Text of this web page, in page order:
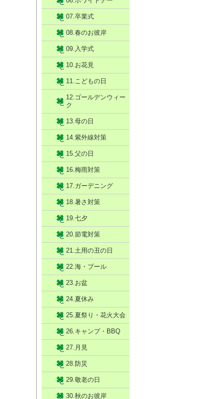
07.卒業式
08.春のお彼岸
09.入学式
10.お花見
11.こどもの日
12.ゴールデンウィー
ク
13.母の日
14.紫外線対策
15.父の日
16.梅雨対策
17.ガーデニング
18.暑さ対策
19.七夕
20.節電対策
21.土用の丑の日
22.海・プール
23.お盆
24.夏休み
25.夏祭り・花火大会
26.キャンプ・BBQ
27.月見
28.防災
29.敬老の日
30.秋のお彼岸